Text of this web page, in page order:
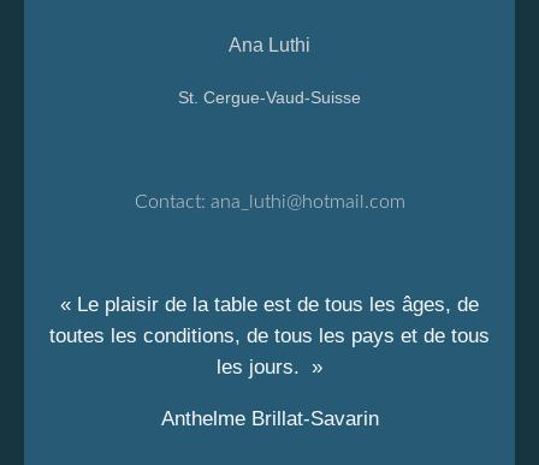
Ana Luthi
St. Cergue-Vaud-Suisse
Contact: ana_luthi@hotmail.com
« Le plaisir de la table est de tous les âges, de
toutes les conditions, de tous les pays et de tous
les jours. »
Anthelme Brillat-Savarin